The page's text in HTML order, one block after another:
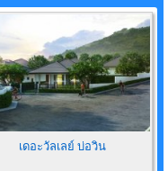
เดอะวัลเลย์ บ่อวิน